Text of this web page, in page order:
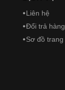
Liên hệ
Đổi trả hàng
Sơ đồ trang